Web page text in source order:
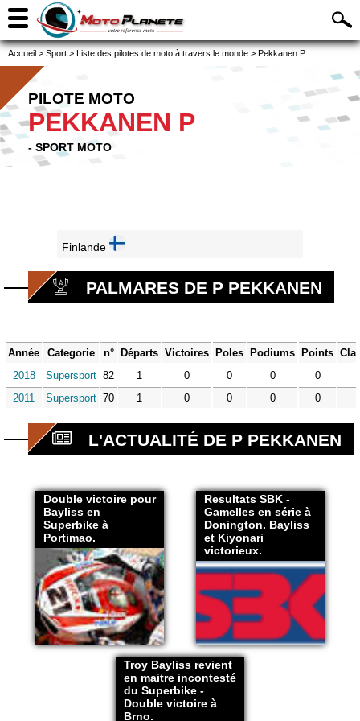
Accueil > Sport > Liste des pilotes de moto à travers le monde > Pekkanen P
PILOTE MOTO
PEKKANEN P
- SPORT MOTO
Finlande
PALMARES DE P PEKKANEN
Année Categorie n° Départs Victoires Poles Podiums Points
2018
Supersport 82 1 0 0 0
0
2011
Supersport 70 1 0 0 0 0
L'ACTUALITÉ DE P PEKKANEN
Double victoire pour
Bayliss en
Superbike à
Portimao.
Resultats SBK -
Gamelles en série à
Donington. Bayliss
et Kiyonari
victorieux.
Troy Bayliss revient
en maitre incontesté
du Superbike -
Double victoire à
Brno.